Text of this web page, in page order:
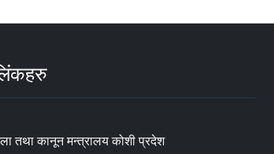
तथा कानून मन्त्रालय कोशी प्रदेश